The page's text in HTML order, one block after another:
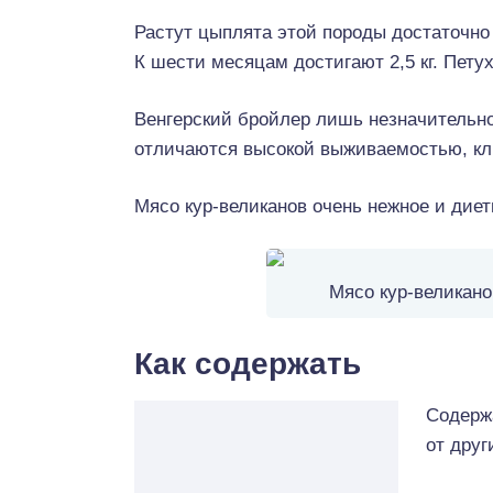
Растут цыплята этой породы
К шести месяцам достигают 2,5 кг.
Венгерский бройлер лишь
отличаются высокой выживаемостью,
Мясо кур-великанов очень нежное и
Мясо кур-
Как содержать
от